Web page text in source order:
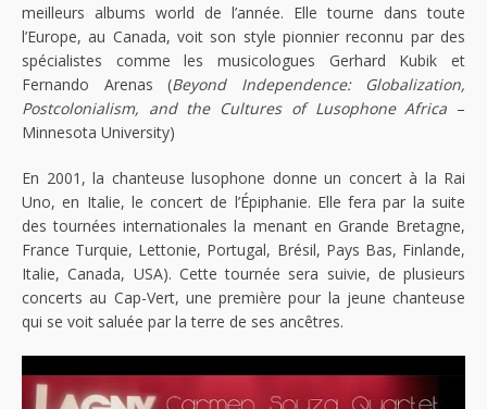
meilleurs albums world de l’année. Elle tourne dans toute
l’Europe, au Canada, voit son style pionnier reconnu par des
spécialistes comme les musicologues Gerhard Kubik et
Fernando Arenas (Beyond Independence: Globalization,
Postcolonialism, and the Cultures of Lusophone Africa –
Minnesota University)
En 2001, la chanteuse lusophone donne un concert à la Rai
Uno, en Italie, le concert de l’Épiphanie. Elle fera par la suite
des tournées internationales la menant en Grande Bretagne,
France Turquie, Lettonie, Portugal, Brésil, Pays Bas, Finlande,
Italie, Canada, USA). Cette tournée sera suivie, de plusieurs
concerts au Cap-Vert, une première pour la jeune chanteuse
qui se voit saluée par la terre de ses ancêtres.